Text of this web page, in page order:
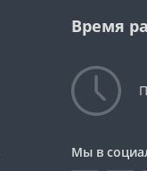
Время
Мы в